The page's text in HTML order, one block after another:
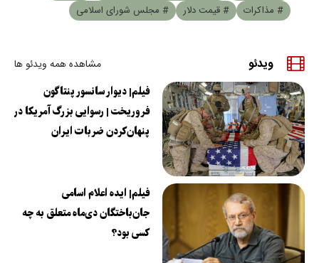
# مذاکرات
# قیمت دلار # مجلس شورای اسلامی
ویدئو مشاهده همه ویدئو ها
فیلم| دیوار سانسور پنتاگون
فروریخت | رسوایی بزرگ آمریکا در
پنهان‌کردن ضربات ایران
فیلم| ایده اعلام اسامی
جان‌باختگان دی‌ماه متعلق به چه
کسی بود؟